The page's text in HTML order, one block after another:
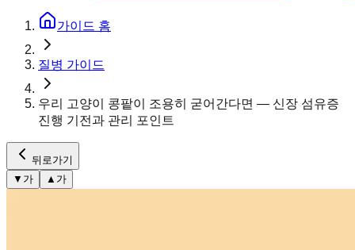
가이드 홈
질병 가이드
우리 고양이 콩팥이 조용히 굳어간다면 — 신장 섬유증
진행 기전과 관리 포인트
뒤로가기
▼ 가 ▲ 가